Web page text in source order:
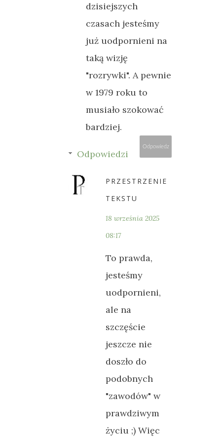
dzisiejszych
czasach jesteśmy
już uodpornieni na
taką wizję
"rozrywki". A pewnie
w 1979 roku to
musiało szokować
bardziej.
Odpowiedz
Odpowiedzi
PRZESTRZENIE
TEKSTU
18 września 2025
08:17
To prawda,
jesteśmy
uodpornieni,
ale na
szczęście
jeszcze nie
doszło do
podobnych
"zawodów" w
prawdziwym
życiu ;) Więc